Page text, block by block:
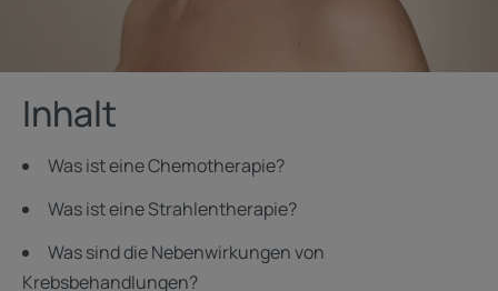
Inhalt
Was ist eine Chemotherapie?
Was ist eine Strahlentherapie?
Was sind die Nebenwirkungen von
Krebsbehandlungen?